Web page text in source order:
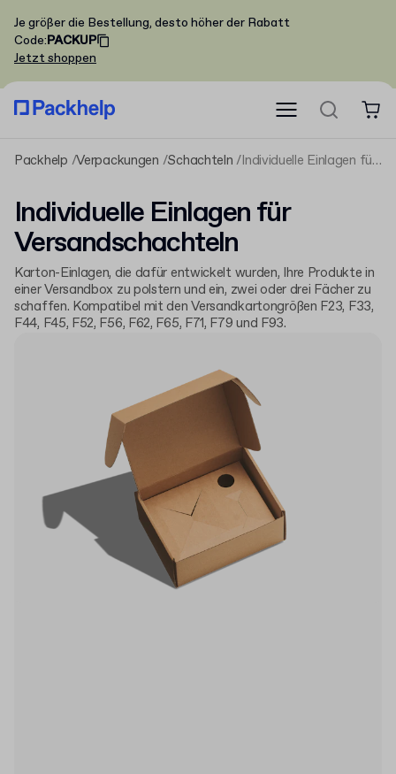
Je größer die Bestellung, desto höher der Rabatt
Code:PACKUP
Jetzt shoppen
Packhelp Verpackungen Schachteln Individuelle Einlagen für Versandschachteln
Individuelle Einlagen für
Versandschachteln
Karton-Einlagen, die dafür entwickelt wurden, Ihre Produkte in
einer Versandbox zu polstern und ein, zwei oder drei Fächer zu
schaffen. Kompatibel mit den Versandkartongrößen F23, F33,
F44, F45, F52, F56, F62, F65, F71, F79 und F93.